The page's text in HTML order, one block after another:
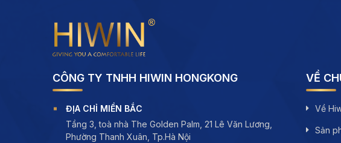
CÔNG TY TNHH HIWIN HONGKONG
ĐỊA CHỈ MIỀN BẮC
Tầng 3, toà nhà The Golden Palm, 21 Lê Văn Lương,
Phường Thanh Xuân, Tp.Hà Nội
VỀ
Về
Sản